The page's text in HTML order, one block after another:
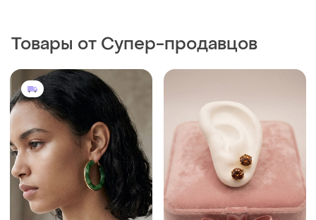
Товары от Супер-продавцов